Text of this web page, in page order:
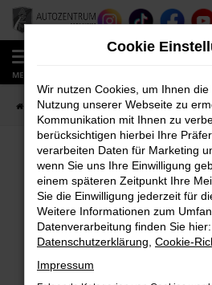
Zum
Hauptinhalt
springen
MENÜ
Startseite Fahrzeugverkauf
FEHLER: NETWORK ERROR
Beim Laden ist ein Fehler
Hier sind ein paar Tipps, die dir
Überprüfe deine Firewall
Internetverbindung.
Cookie
Wir nutzen Cookies, um Ihnen
Nutzung unserer Webseite zu
Kommunikation mit Ihnen zu
berücksichtigen hierbei Ihre
verarbeiten Daten für Marketing
wenn Sie uns Ihre Einwilligung
einem späteren Zeitpunkt Ihre
Sie die Einwilligung jederzeit für
Weitere Informationen zum
Datenverarbeitung finden Sie hier:
Datenschutzerklärung Cookie-
Impressum